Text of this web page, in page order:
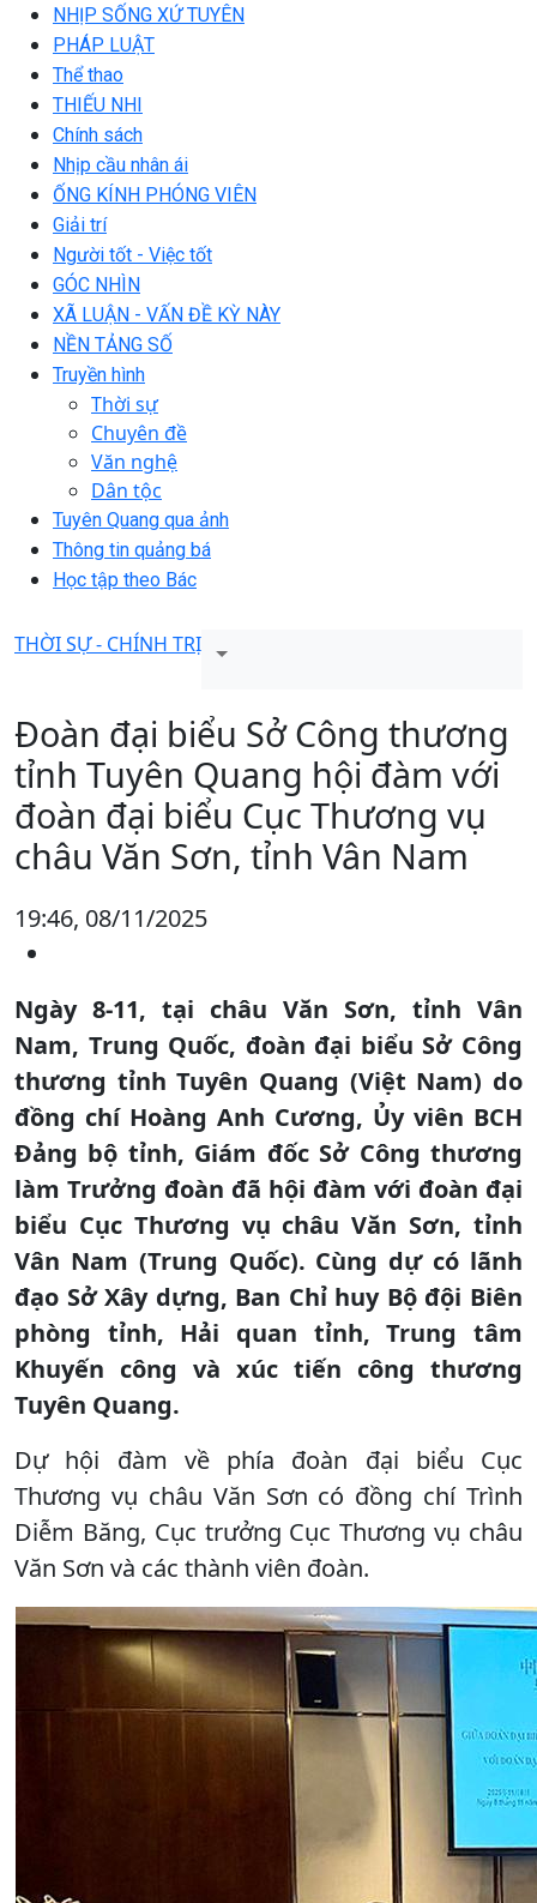
NHỊP SỐNG XỨ TUYÊN
PHÁP LUẬT
Thể thao
THIẾU NHI
Chính sách
Nhịp cầu nhân ái
ỐNG KÍNH PHÓNG VIÊN
Giải trí
Người tốt - Việc tốt
GÓC NHÌN
XÃ LUẬN - VẤN ĐỀ KỲ NÀY
NỀN TẢNG SỐ
Truyền hình
Thời sự
Chuyên đề
Văn nghệ
Dân tộc
Tuyên Quang qua ảnh
Thông tin quảng bá
Học tập theo Bác
THỜI SỰ - CHÍNH TRỊ
Đoàn đại biểu Sở Công thương
tỉnh Tuyên Quang hội đàm với
đoàn đại biểu Cục Thương vụ
châu Văn Sơn, tỉnh Vân Nam
19:46, 08/11/2025
Ngày 8-11, tại châu Văn Sơn, tỉnh Vân
Nam, Trung Quốc, đoàn đại biểu Sở Công
thương tỉnh Tuyên Quang (Việt Nam) do
đồng chí Hoàng Anh Cương, Ủy viên BCH
Đảng bộ tỉnh, Giám đốc Sở Công thương
làm Trưởng đoàn đã hội đàm với đoàn đại
biểu Cục Thương vụ châu Văn Sơn, tỉnh
Vân Nam (Trung Quốc). Cùng dự có lãnh
đạo Sở Xây dựng, Ban Chỉ huy Bộ đội Biên
phòng tỉnh, Hải quan tỉnh, Trung tâm
Khuyến công và xúc tiến công thương
Tuyên Quang.
Dự hội đàm về phía đoàn đại biểu Cục
Thương vụ châu Văn Sơn có đồng chí Trình
Diễm Băng, Cục trưởng Cục Thương vụ châu
Văn Sơn và các thành viên đoàn.